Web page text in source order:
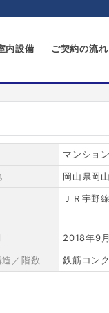
内設備 ご契約の流れ
マンション
岡山県岡
ＪＲ宇野
2018年9月
造／階数
鉄筋コン